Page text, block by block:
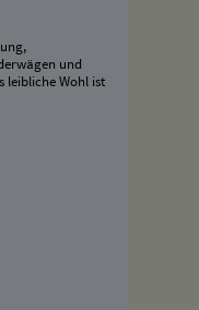
und
leibliche Wohl ist